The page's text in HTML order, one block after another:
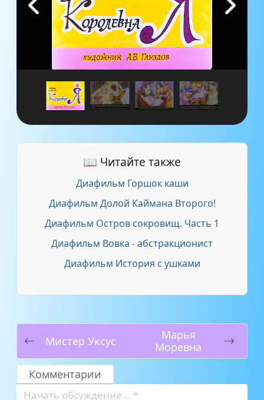
📖 Читайте также
Диафильм Горшок каши
Диафильм Долой Каймана Второго!
Диафильм Остров сокровищ. Часть 1
Диафильм Вовка - абстракционист
Диафильм История с ушками
Мистер Уксус
Марья
Моревна
Комментарии